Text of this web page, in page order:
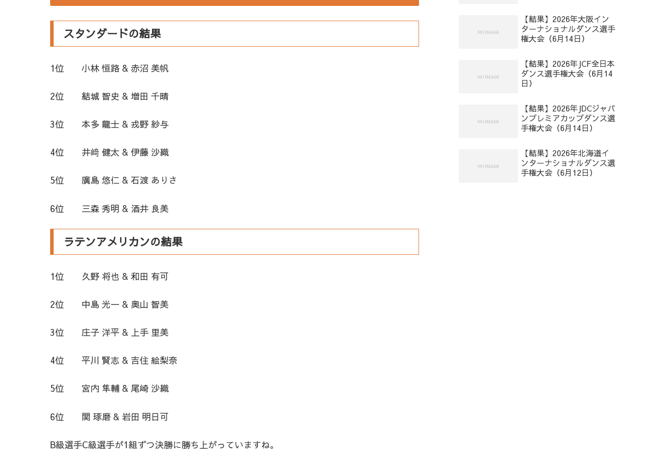
スタンダードの結果
1位 小林 恒路 & 赤沼 美帆
2位 結城 智史 & 増田 千晴
3位 本多 龍士 & 戎野 紗与
4位 井﨑 健太 & 伊藤 沙織
5位 廣島 悠仁 & 石渡 ありさ
6位 三森 秀明 & 酒井 良美
ラテンアメリカンの結果
1位 久野 将也 & 和田 有可
2位 中島 光一 & 奥山 智美
3位 庄子 洋平 & 上手 里美
4位 平川 賢志 & 吉住 絵梨奈
5位 宮内 隼輔 & 尾崎 沙織
6位 関 琢磨 & 岩田 明日可
B級選手C級選手が1組ずつ決勝に勝ち上がっていますね。
【結果】2026年大阪イン
ターナショナルダンス選手
権大会（6月14日）
【結果】2026年JCF全日本
ダンス選手権大会（6月14
日）
【結果】2026年JDCジャパ
ンプレミアカップダンス選
手権大会（6月14日）
【結果】2026年北海道イ
ンターナショナルダンス選
手権大会（6月12日）